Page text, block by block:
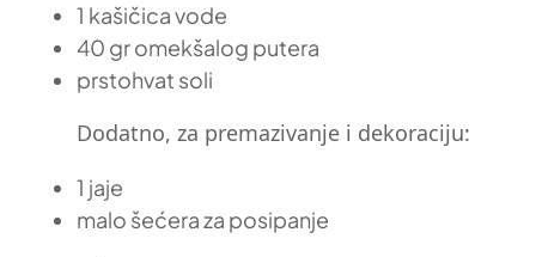
1 kašičica vode
40 gr omekšalog putera
prstohvat soli
Dodatno, za premazivanje i dekoraciju:
1 jaje
malo šećera za posipanje